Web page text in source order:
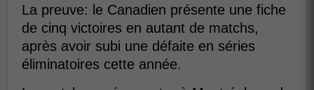
La preuve: le Canadien présente une fiche
de cinq victoires en autant de matchs,
après avoir subi une défaite en séries
éliminatoires cette année.